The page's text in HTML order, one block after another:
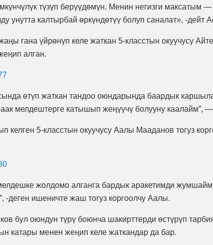
түзүп берүүдөмүн. Менин негизги максатым —
унутта калтырбай өркүндөтүү болуп саналат», -дейт
гана үйрөнүп келе жаткан 5-класстын окуучусу
алган.
өтүп жаткан тандоо оюндарында баардык
мелдештерге катышып жеңүүчү болууну каалайм”,
келген 5-класстын окуучусу Аалы Мааданов тогуз
жолдомо алганга бардык аракетимди
-деген ишеничте жаш тогуз коргоолчу Аалы.
бул оюндун түрү боюнча шакирттерди өстүрүп
катары менен жеңип келе жаткандар да бар.